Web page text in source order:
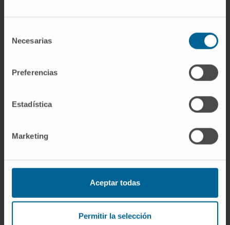
Necesarias
Preferencias
Estadística
Marketing
Aceptar todas
Permitir la selección
Sede Pamplona
Ver Curriculum
Enfermera
Unidad de Asesoramiento Genético